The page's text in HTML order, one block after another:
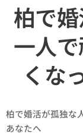
柏で
一人
くな
柏で婚活が孤独な
あなたへ